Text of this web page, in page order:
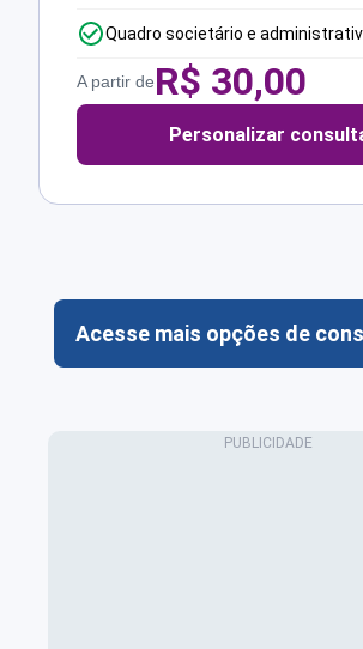
Quadro societário e
A partir deR$ 30,00
Personalizar
Acesse mais opções de